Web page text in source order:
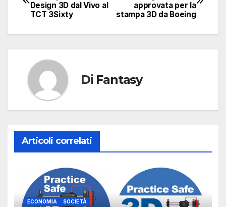
articoli
approvata per la
stampa 3D da Boeing
Design 3D dal Vivo al
TCT 3Sixty
Di Fantasy
Articoli correlati
ECONOMIA SOCIETÀ